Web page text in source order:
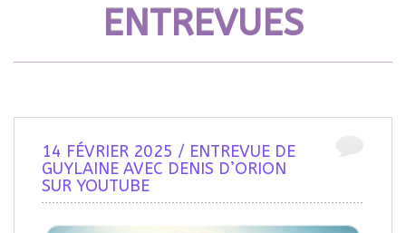
ENTREVUES
14 FÉVRIER 2025 / ENTREVUE DE
GUYLAINE AVEC DENIS D’ORION
SUR YOUTUBE